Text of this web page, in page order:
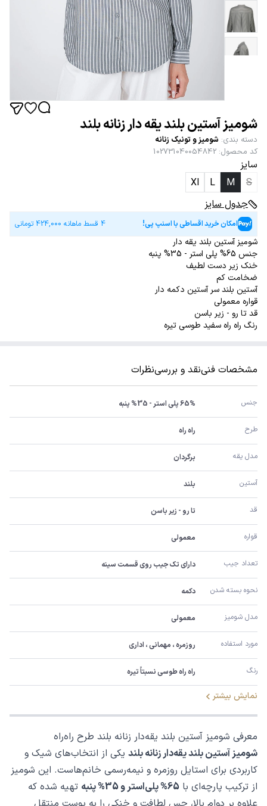
شومیز آستین بلند یقه دار زنانه بلند
دسته بندی: شومیز و تونیک زنانه
کد محصول:
102731040054842
سایز
S
M
L
Xl
جدول سایز
امکان خرید اقساطی با اسنپ پی! 4 قسط ماهانه 424,000 تومانی
شومیز آستین بلند یقه دار
جنس 65% پلی استر - 35% پنبه
خنک زیر دست لطیف
ضخامت کم
آستین بلند سر آستین دکمه دار
قواره معمولی
قد تا رو - زیر باسن
رنگ راه راه سفید طوسی تیره
مشخصات فنینقد و بررسینظرات
جنس 65% پلی استر - 35% پنبه
طرح راه راه
مدل یقه برگردان
آستین بلند
قد تا رو - زیر باسن
قواره معمولی
تعداد جیب دارای تک جیب روی قسمت سینه
نحوه بسته شدن دکمه
مدل شومیز معمولی
مورد استفاده روزمره ، مهمانی ، اداری
رنگ راه راه طوسی نسبتاً تیره
نمایش بیشتر
معرفی شومیز آستین بلند یقه‌دار زنانه بلند طرح راه‌راه
شومیز آستین بلند یقه‌دار زنانه بلند یکی از انتخاب‌های شیک و
کاربردی برای استایل روزمره و نیمه‌رسمی خانم‌هاست. این شومیز
از ترکیب پارچه‌ای با 65% پلی‌استر و 35% پنبه
تهیه شده که